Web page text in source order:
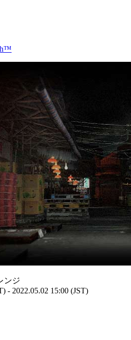
ンジ
- 2022.05.02 15:00 (JST)